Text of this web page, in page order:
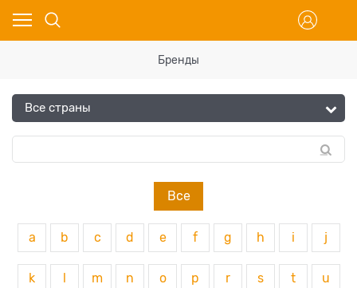
Бренды
Все
a b c d e f g h i j
k m n o p r s t u